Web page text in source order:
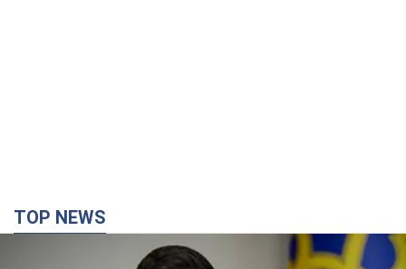
TOP NEWS